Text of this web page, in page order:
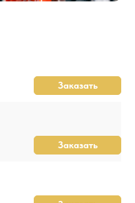
Заказать
Заказать